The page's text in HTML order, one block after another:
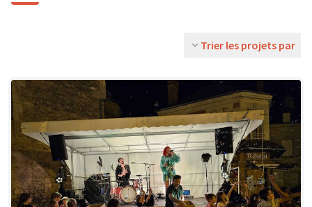
Trier les projets par